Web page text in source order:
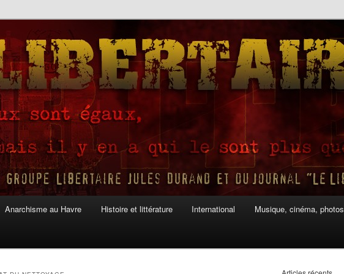
Anarchisme au Havre Histoire et littérature International Musique, cinéma, photos